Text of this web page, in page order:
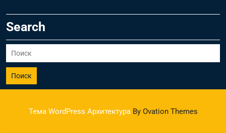
Search
Поиск
Тема WordPress Архитектура By Ovation Themes